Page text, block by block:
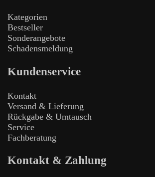
Kategorien
Bestseller
Sonderangebote
Schadensmeldung
Kundenservice
Kontakt
Versand & Lieferung
Rückgabe & Umtausch
Service
Fachberatung
Kontakt & Zahlung